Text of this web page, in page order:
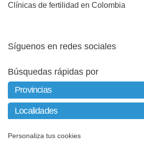
Clínicas de fertilidad en Colombia
Síguenos en redes sociales
Búsquedas rápidas por
Personaliza tus cookies